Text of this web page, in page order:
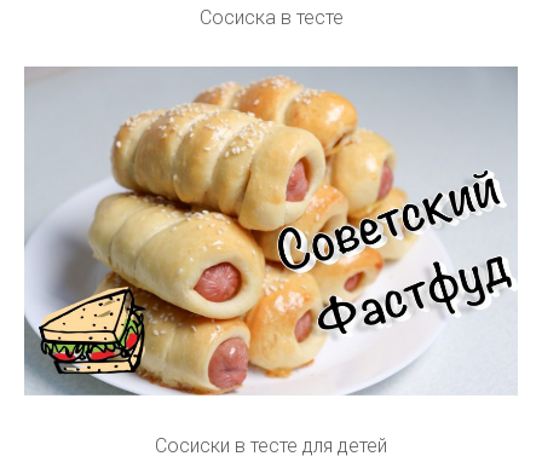
Сосиска в тесте
Сосиски в тесте для детей